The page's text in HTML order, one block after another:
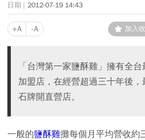
2012-07-19 14:43
+A -A 加入
「台灣第一家鹽酥雞」擁有全
加盟店，在經營超過三十年後
石牌開直營店。
一般的鹽酥雞攤每個月平均營收約